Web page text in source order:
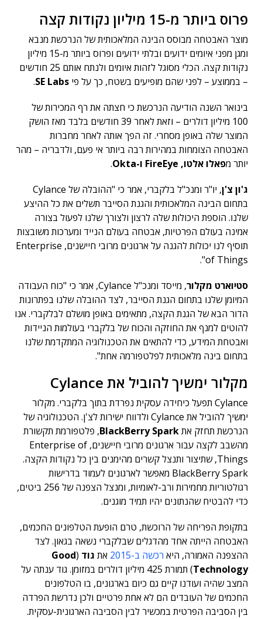
פרוס ביותר מ-15 מיליון נקודות קצה
מוצר האבטחה מבוסס הבינה המלאכותית של הנרכשת מנבא
ומגן מפני איומים ידועים ובלתי ידועים ופרוס ביותר מ-15 מיליון
נקודות קצה. הכלי מסוגל לזהות איומים ולנתח אותם 25 חודשים
– בממוצע – לפני שהם מופיעים בשטח, כך על פי SE Labs
.
בינואר השנה הודיעה הנרכשת כי חצתה את רף המכירות של
100 מיליון דולרים – וזאת לאחר 39 חודשים בלבד מאז הושק
המוצר שלה באופן מסחרי. זה הפך אותה לאחר מחברות
האבטחה הצומחות במהירות רבה ביותר אי פעם, ולדבריה – מהר
יותר מפאלו אלטו, FireEye ו-Okta
.
ג'ון צ'ן
, יו"ר ומנכ"ל בלקברי, אמר כי "ההובלה של Cylance
בתחום הבינה המלאכותית והגנת הסייבר תשלים את כל ההיצע
שלנו. הוספת היכולות שלה לרצון ולצורך שלנו לפעול בצורה
אמינה בעולם הפרטיות, אבטחה בעולם הנייד ומערכות משובצות
תוסיף לנו יכולות להגנה על ארגונים מרובי חיישנים, Enterprise
of Things".
סטיוארט מקלור
, מייסד ומנכ"ל Cylance, אמר כי "כוח העבודה
המיומן שלנו בתחום הגנת הסייבר, לצד ההובלה שלנו בפתרונות
הדור הבא של הגנת הקצה, מתאימים באופן מושלם לבלקברי. אנו
להוטים למנף את החוזקה והכוח של בלקברי בעולמות הניידות
ואבטחת המידע, כדי להתאים את הטכנולוגיה המתקדמת שלנו
בתחום בינה מלאכותית לפלטפורמה אחת".
מקלור ימשיך להוביל את Cylance
Cylance תפעל כיחידה עסקית נפרדת בתוך בלקברי. מקלור
ימשיך להוביל את Cylance ולדווח ישירות לצ'ן. הטכנולוגיה של
הנרכשת תחזק אתBlackBerry Spark, פלטפורמת תקשורת
מהשבב לקצה עבור ארגונים מרובי חיישנים, Enterprise of
Things, שתיצור ותנצל קשרים מהימנים בין כל נקודות הקצה.
BlackBerry Spark מאפשר לארגונים לעמוד בדרישות
רגולטוריות מחמירות ורב-לאומיות, ומנצל הצפנה של 256 ביטים,
כדי להבטיח שהנתונים יהיו תמיד מוגנים.
בתקופת הפריחה של הרוכשת, טרם הופעת הטלפונים החכמים,
האבטחה הייתה אחד מהדגלים שבלקברי נשאה בגאון. לצד
ההצפנה האמורה, היא רכשה ב-2015 את גוד (
Good
Technology
) תמורת 425 מיליון דולרים במזומן. גוד ענתה על
המצב שהיה ועודנו קיים גם כיום בארגונים, בו הטלפונים
החכמים של העובדים הם לא אחת פרטיים ולכן נדרשת הפרדה
בין הסביבה הפרטית במכשיר לבין הסביבה הארגונית-עסקית.